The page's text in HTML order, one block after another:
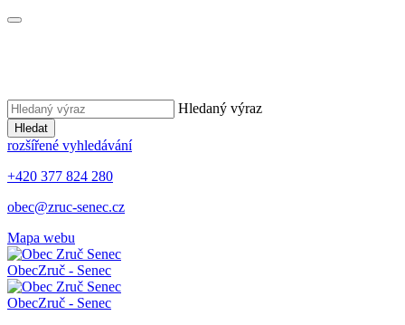
Hledaný výraz
Hledat
rozšířené vyhledávání
+420 377 824 280
obec@zruc-senec.cz
Mapa webu
ObecZruč - Senec
ObecZruč - Senec